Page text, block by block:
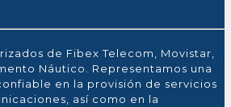
de Fibex Telecom, Movistar,
Náutico. Representamos una
en la provisión de servicios
así como en la